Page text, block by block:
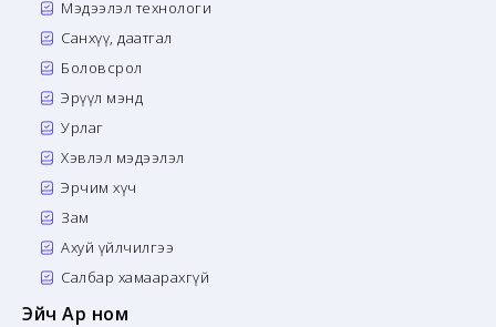
Мэдээлэл технологи
Санхүү, даатгал
Боловсрол
Эрүүл мэнд
Урлаг
Хэвлэл мэдээлэл
Эрчим хүч
Зам
Ахуй үйлчилгээ
Салбар хамаарахгүй
Эйч Ар ном